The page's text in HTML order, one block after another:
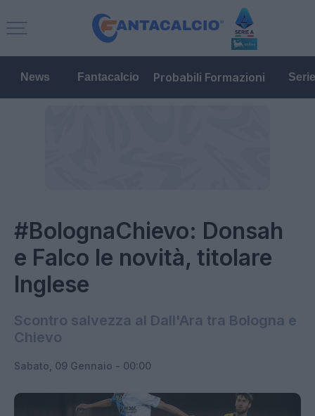
News Fantacalcio Probabili Formazioni
#BolognaChievo: Donsah
e Falco le novità, titolare
Inglese
Scontro salvezza al Dall'Ara tra Bologna e
Chievo
Sabato, 09 Gennaio - 00:00